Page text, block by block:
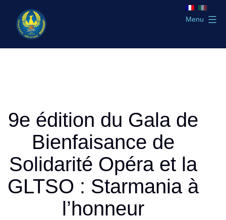
contenu
Menu
9e édition du Gala de
Bienfaisance de
Solidarité Opéra et la
GLTSO : Starmania à
l’honneur